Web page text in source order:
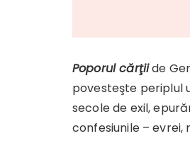
Poporul cărţiide
povesteşte periplul
secole de exil,
confesiunile – evrei,